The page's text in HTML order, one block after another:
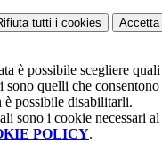
tutti i cookies Accetta
è possibile scegliere
sono quelli che
è possibile disabilitarli.
sono i cookie necessari
POLICY.